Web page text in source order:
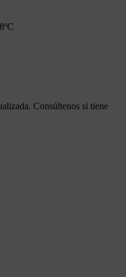
Consúltenos si tiene